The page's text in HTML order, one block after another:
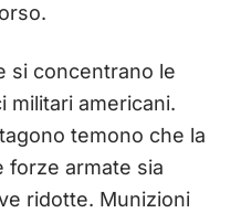
si concentrano le
militari americani.
temono che la
forze armate sia
ridotte. Munizioni